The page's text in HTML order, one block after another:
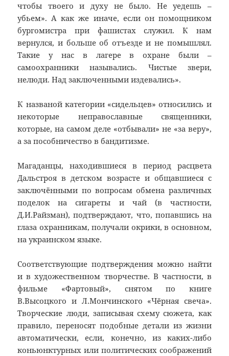
чтобы твоего и духу не было. Не уедешь –
убьем». А как же иначе, если он помощником
бургомистра при фашистах служил. К нам
вернулся, и больше об отъезде и не помышлял.
Такие у нас в лагере в охране были –
самоохранники назывались. Чистые звери,
нелюди. Над заключенными издевались».
К названой категории «сидельцев» относились и
некоторые неправославные священники,
которые, на самом деле «отбывали» не «за веру»,
а за пособничество в бандитизме.
Магаданцы, находившиеся в период расцвета
Дальстроя в детском возрасте и общавшиеся с
заключёнными по вопросам обмена различных
поделок на сигареты и чай (в частности,
Д.И.Райзман), подтверждают, что, попавшись на
глаза охранникам, получали окрики, в основном,
на украинском языке.
Соответствующие подтверждения можно найти
и в художественном творчестве. В частности, в
фильме «Фартовый», снятом по книге
В.Высоцкого и Л.Мончинского «Чёрная свеча».
Творческие люди, записывая схему сюжета, как
правило, переносят подобные детали из жизни
автоматически, если, конечно, из каких-либо
коньюнктурных или политических соображений